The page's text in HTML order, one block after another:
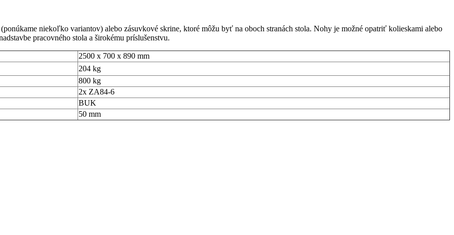
niekoľko variantov) alebo zásuvkové skrine, ktoré môžu byť na oboch stranách stola. Nohy je možné opatriť kolieskami alebo
pracovného stola a širokému príslušenstvu.
2500 x 700 x 890 mm
204 kg
800 kg
2x ZA84-6
BUK
50 mm